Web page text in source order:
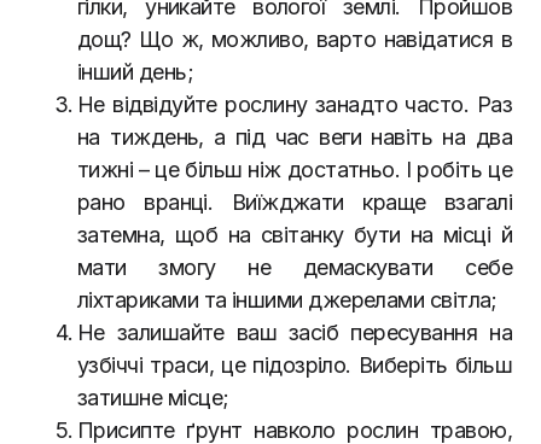
гілки, уникайте вологої землі. Пройшов
дощ? Що ж, можливо, варто навідатися в
інший день;
Не відвідуйте рослину занадто часто. Раз
на тиждень, а під час веги навіть на два
тижні – це більш ніж достатньо. І робіть це
рано вранці. Виїжджати краще взагалі
затемна, щоб на світанку бути на місці й
мати змогу не демаскувати себе
ліхтариками та іншими джерелами світла;
Не залишайте ваш засіб пересування на
узбіччі траси, це підозріло. Виберіть більш
затишне місце;
Присипте ґрунт навколо рослин травою,